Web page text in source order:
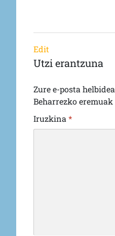
Edit
Utzi erantzuna
Zure e-posta
Beharrezko eremuak
Iruzkina *